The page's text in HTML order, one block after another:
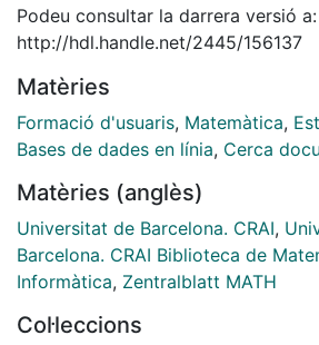
articles que buida. Cada any s'hi
120.000 registres nous, la majoria
Podeu consultar la darrera versió a:
http://hdl.handle.net/2445/156137
Matèries
Formació d'usuaris, Matemàtica,
Bases de dades en línia, Cerca
Matèries (anglès)
Universitat de Barcelona. CRAI,
Barcelona. CRAI Biblioteca de
Informàtica, Zentralblatt MATH
Col·leccions